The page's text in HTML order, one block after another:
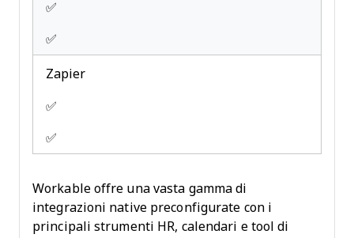
✅
✅
Zapier
✅
✅
Workable offre una vasta gamma di
integrazioni native preconfigurate con i
principali strumenti HR, calendari e tool di